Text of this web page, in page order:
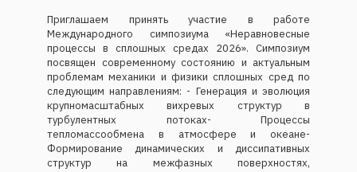
Приглашаем принять участие в работе
Международного симпозиума «Неравновесные
процессы в сплошных средах 2026». Симпозиум
посвящен современному состоянию и актуальным
проблемам механики и физики сплошных сред по
следующим направлениям: - Генерация и эволюция
крупномасштабных вихревых структур в
турбулентных потоках- Процессы
тепломассообмена в атмосфере и океане-
Формирование динамических и диссипативных
структур на межфазных поверхностях,